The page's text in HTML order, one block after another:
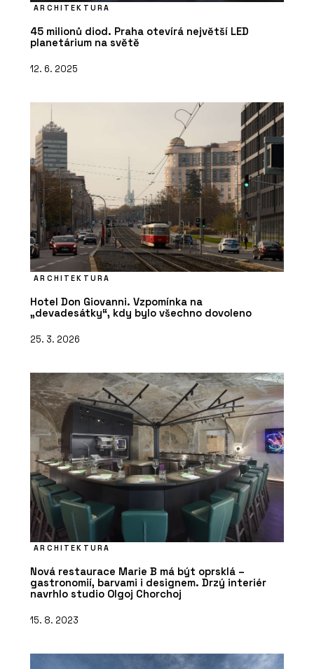
ARCHITEKTURA
45 milionů diod. Praha otevírá největší LED
planetárium na světě
12. 6. 2025
ARCHITEKTURA
Hotel Don Giovanni. Vzpomínka na
„devadesátky“, kdy bylo všechno dovoleno
25. 3. 2026
ARCHITEKTURA
Nová restaurace Marie B má být oprsklá –
gastronomií, barvami i designem. Drzý interiér
navrhlo studio Olgoj Chorchoj
15. 8. 2023